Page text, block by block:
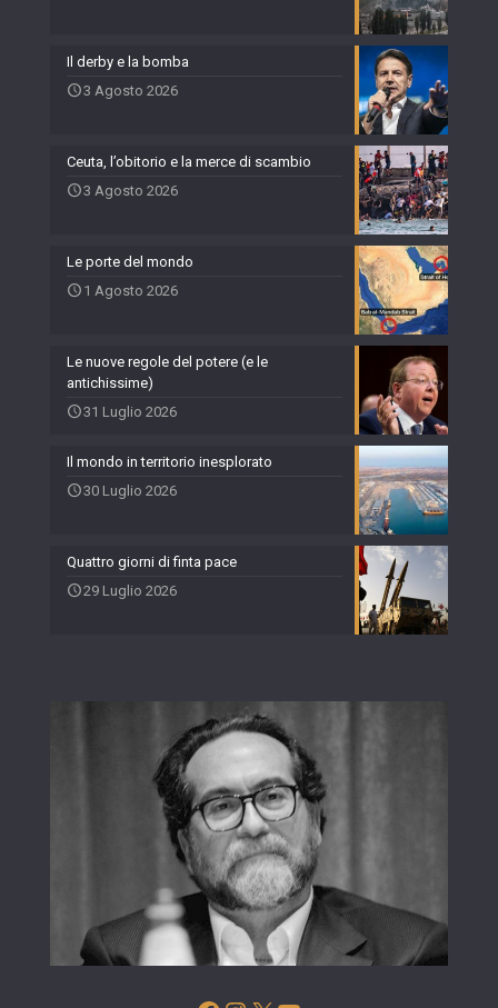
Il derby e la bomba
3 Agosto 2026
Ceuta, l’obitorio e la merce di scambio
3 Agosto 2026
Le porte del mondo
1 Agosto 2026
Le nuove regole del potere (e le
antichissime)
31 Luglio 2026
Il mondo in territorio inesplorato
30 Luglio 2026
Quattro giorni di finta pace
29 Luglio 2026